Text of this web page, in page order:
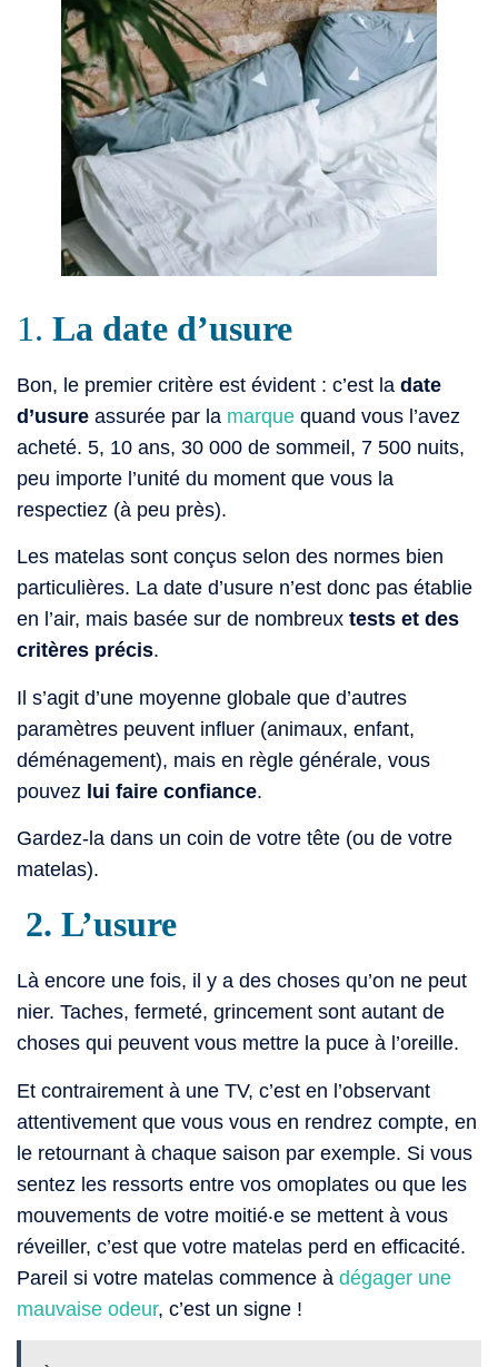
1. La date d’usure
Bon, le premier critère est évident : c’est la date
d’usure assurée par la marque quand vous l’avez
acheté. 5, 10 ans, 30 000 de sommeil, 7 500 nuits,
peu importe l’unité du moment que vous la
respectiez (à peu près).
Les matelas sont conçus selon des normes bien
particulières. La date d’usure n’est donc pas établie
en l’air, mais basée sur de nombreux tests et des
critères précis.
Il s’agit d’une moyenne globale que d’autres
paramètres peuvent influer (animaux, enfant,
déménagement), mais en règle générale, vous
pouvez lui faire confiance.
Gardez-la dans un coin de votre tête (ou de votre
matelas).
2. L’usure
Là encore une fois, il y a des choses qu’on ne peut
nier. Taches, fermeté, grincement sont autant de
choses qui peuvent vous mettre la puce à l’oreille.
Et contrairement à une TV, c’est en l’observant
attentivement que vous vous en rendrez compte, en
le retournant à chaque saison par exemple. Si vous
sentez les ressorts entre vos omoplates ou que les
mouvements de votre moitié‧e se mettent à vous
réveiller, c’est que votre matelas perd en efficacité.
Pareil si votre matelas commence à dégager une
mauvaise odeur, c’est un signe !